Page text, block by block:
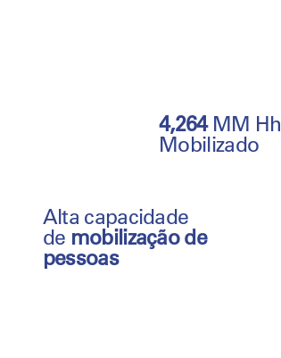
Alta capacidade
de mobilização de
pessoas
4,264MM Hh
Mobilizado